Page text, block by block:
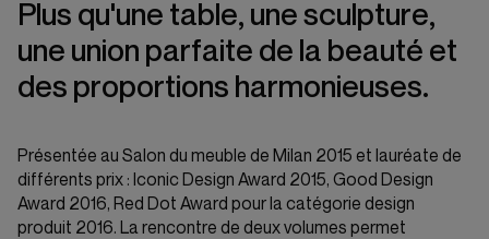
Plus qu'une table, une sculpture,
une union parfaite de la beauté et
des proportions harmonieuses.
Présentée au Salon du meuble de Milan 2015 et lauréate de
différents prix : Iconic Design Award 2015, Good Design
Award 2016, Red Dot Award pour la catégorie design
produit 2016. La rencontre de deux volumes permet